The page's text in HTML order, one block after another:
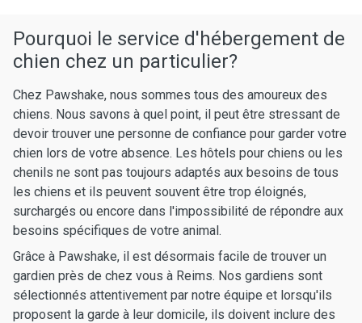
Pourquoi le service d'hébergement de
chien chez un particulier?
Chez Pawshake, nous sommes tous des amoureux des
chiens. Nous savons à quel point, il peut être stressant de
devoir trouver une personne de confiance pour garder votre
chien lors de votre absence. Les hôtels pour chiens ou les
chenils ne sont pas toujours adaptés aux besoins de tous
les chiens et ils peuvent souvent être trop éloignés,
surchargés ou encore dans l'impossibilité de répondre aux
besoins spécifiques de votre animal.
Grâce à Pawshake, il est désormais facile de trouver un
gardien près de chez vous à Reims. Nos gardiens sont
sélectionnés attentivement par notre équipe et lorsqu'ils
proposent la garde à leur domicile, ils doivent inclure des